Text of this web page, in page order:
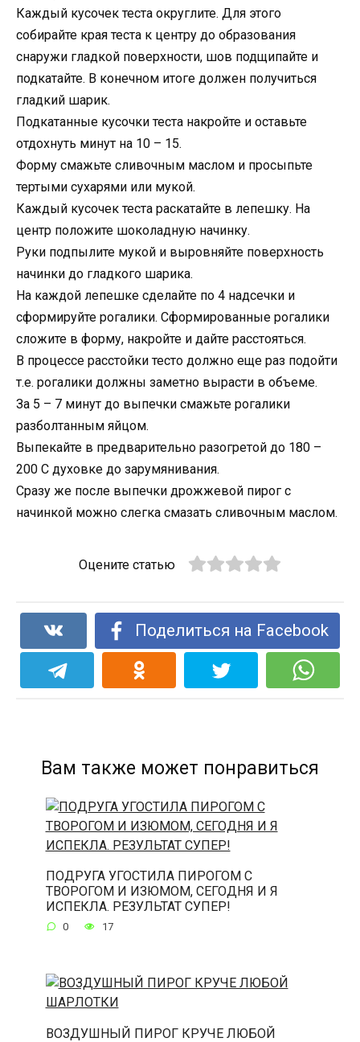
Каждый кусочек теста округлите. Для этого
собирайте края теста к центру до образования
снаружи гладкой поверхности, шов подщипайте и
подкатайте. В конечном итоге должен получиться
гладкий шарик.
Подкатанные кусочки теста накройте и оставьте
отдохнуть минут на 10 – 15.
Форму смажьте сливочным маслом и просыпьте
тертыми сухарями или мукой.
Каждый кусочек теста раскатайте в лепешку. На
центр положите шоколадную начинку.
Руки подпылите мукой и выровняйте поверхность
начинки до гладкого шарика.
На каждой лепешке сделайте по 4 надсечки и
сформируйте рогалики. Сформированные рогалики
сложите в форму, накройте и дайте расстояться.
В процессе расстойки тесто должно еще раз подойти
т.е. рогалики должны заметно вырасти в объеме.
За 5 – 7 минут до выпечки смажьте рогалики
разболтанным яйцом.
Выпекайте в предварительно разогретой до 180 –
200 С духовке до зарумянивания.
Сразу же после выпечки дрожжевой пирог с
начинкой можно слегка смазать сливочным маслом.
Оцените статью
Поделиться на Facebook
Вам также может понравиться
ПОДРУГА УГОСТИЛА ПИРОГОМ С
ТВОРОГОМ И ИЗЮМОМ, СЕГОДНЯ И Я
ИСПЕКЛА. РЕЗУЛЬТАТ СУПЕР!
0 17
ВОЗДУШНЫЙ ПИРОГ КРУЧЕ ЛЮБОЙ